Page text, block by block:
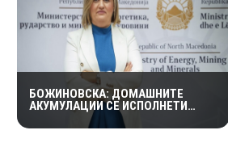
БОЖИНОВСКА: ДОМАШНИТЕ
АКУМУЛАЦИИ СЕ ИСПОЛНЕТИ
ОКОЛУ 70 ОТСТО,
ЕЛЕКТРОЕНЕРГЕТСКИОТ СИСТЕМ